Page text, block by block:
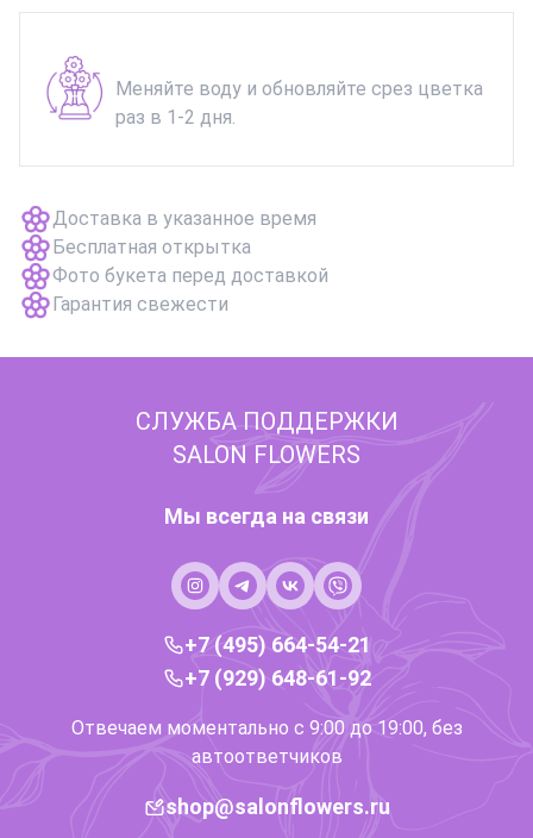
Меняйте воду и обновляйте срез цветка
раз в 1-2 дня.
Доставка в указанное время
Бесплатная открытка
Фото букета перед доставкой
Гарантия свежести
СЛУЖБА ПОДДЕРЖКИ
SALON FLOWERS
Мы всегда на связи
+7 (495) 664-54-21
+7 (929) 648-61-92
Отвечаем моментально с 9:00 до 19:00, без
автоответчиков
shop@salonflowers.ru